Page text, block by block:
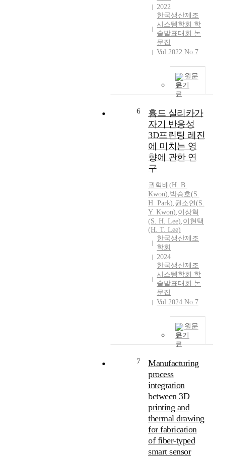
2022
한국생산제조
시스템학회 학
술발표대회 논
문집
Vol.2022 No.7
원문
보기
6
흄드 실리카가
자기 반응성
3D프린팅 레진
에 미치는 영
향에 관한 연
구
권혁배(H. B.
Kwon),박승호(S.
H. Park),권소연(S.
Y. Kwon),이상혁
(S. H. Lee),이현택
(H. T. Lee)
한국생산제조
학회
2024
한국생산제조
시스템학회 학
술발표대회 논
문집
Vol.2024 No.7
원문
보기
7
Manufacturing
process
integration
between 3D
printing and
thermal drawing
for fabrication
of fiber-typed
smart sensor